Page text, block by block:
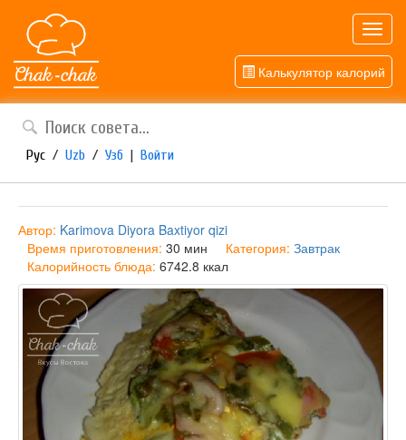
Калькулятор калорий
Рус / Uzb / Узб | Войти
Автор: Karimova Diyora Baxtiyor qizi
Время приготовления: 30 мин Категория: Завтрак
Калорийность блюда: 6742.8 ккал